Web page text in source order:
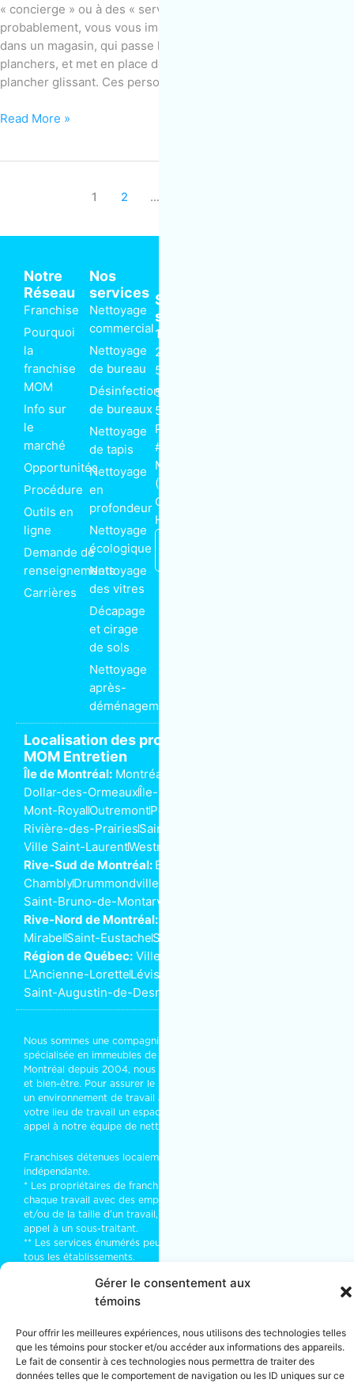
Gérer le consentement aux
témoins
Pour offrir les meilleures expériences, nous utilisons des technologies telles
que les témoins pour stocker et/ou accéder aux informations des appareils.
Le fait de consentir à ces technologies nous permettra de traiter des
données telles que le comportement de navigation ou les ID uniques sur ce
« concierge » ou à des « services d’entretien ménager » ? Fort
probablement, vous vous imaginez un employé de nettoyage
dans un magasin, qui passe la serpillière et balaie les
planchers, et met en place des cônes jaunes pour signaler un
plancher glissant. Ces personnes font un
Read More »
1 2 …
Notre
Réseau
Franchise
Pourquoi
la
franchise
MOM
Info sur
le
marché
Opportunités
Procédure
Outils en
ligne
Demande de
renseignements
Carrières
Nos
services
Nettoyage
commercial
Nettoyage
de bureau
Désinfection
de bureaux
Nettoyage
de tapis
Nettoyage
en
profondeur
Nettoyage
écologique
Nettoyage
des vitres
Décapage
et cirage
de sols
Nettoyage
après-
déménagement
Siège
social
1 866-
225-
5666
5375-
5385 rue
Paré
#230
Montréal
(Québec)
Canada
H4P 1P7
Localisation des propriétaires de franchise
MOM Entretien
Île de Montréal: Montréal
Dollar-des-OrmeauxÎle-Perrot
Mont-RoyalOutremontPointe-aux-Trembles
Rivière-des-PrairiesSaint-Henri
Ville Saint-LaurentWestmount
Rive-Sud de Montréal: Beloeil
ChamblyDrummondville
Saint-Bruno-de-Montarville
Rive-Nord de Montréal:
MirabelSaint-EustacheSaint-Jérôme
Région de Québec: Ville de Québec
L'Ancienne-LoretteLévis
Saint-Augustin-de-Desmaures
Nous sommes une compagnie d’
spécialisée en immeubles de bureaux ou résidentiels. Installés à
Montréal depuis 2004, nous partageons vos objectifs de succès
et bien-être. Pour assurer le bon entretien de vos bureaux, créer
un environnement de travail agréable, qui rassure ou faire de
votre lieu de travail un espace rassembleur et stimulant, faites
appel à notre équipe de nettoyage industriel
Franchises détenues localement et exploitées de manière
indépendante.
* Les propriétaires de franchises font de leur mieux pour traiter
chaque travail avec des employés. Parfois, en fonction du type
et/ou de la taille d’un travail, il peut être nécessaire de faire
appel à un sous-traitant.
** Les services énumérés peuvent ne pas être disponibles dans
tous les établissements.
© 2026 · MOM Entretien Ménager · Tous droits réservés · Licence
Termes et conditions·Politique de confidentialité